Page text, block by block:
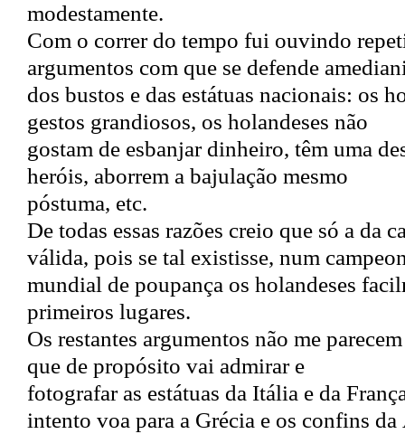
modestamente.
Com o correr do tempo fui ouvindo
argumentos com que se defende
dos bustos e das estátuas nacionais: os
gestos grandiosos, os holandeses não
gostam de esbanjar dinheiro, têm uma
heróis, aborrem a bajulação mesmo
póstuma, etc.
De todas essas razões creio que só a da
válida, pois se tal existisse, num
mundial de poupança os holandeses
primeiros lugares.
Os restantes argumentos não me
que de propósito vai admirar e
fotografar as estátuas da Itália e da
intento voa para a Grécia e os confins da